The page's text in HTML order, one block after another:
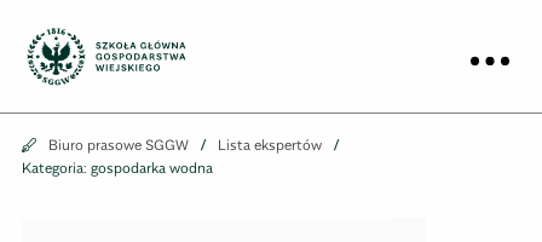
Biuro prasowe
Biuro prasowe
Biuro prasowe SGGW
Lista ekspertów
Kategoria: gospodarka wodna